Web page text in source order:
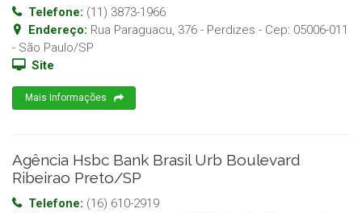
Telefone: (11) 3873-1966
Endereço: Rua Paraguacu, 376 - Perdizes - Cep: 05006-011
- São Paulo/SP
Site
Mais Informações
Agência Hsbc Bank Brasil Urb Boulevard
Ribeirao Preto/SP
Telefone: (16) 610-2919